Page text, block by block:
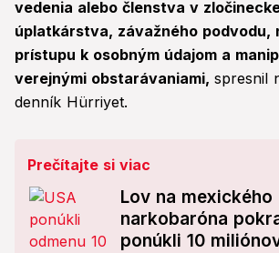
vedenia alebo členstva v
úplatkárstva, závažného podvodu,
prístupu k osobným údajom a
verejnými obstarávaniami, spresnil
denník Hürriyet.
Prečítajte si viac
Lov na mexického
narkobaróna
ponúkli 10